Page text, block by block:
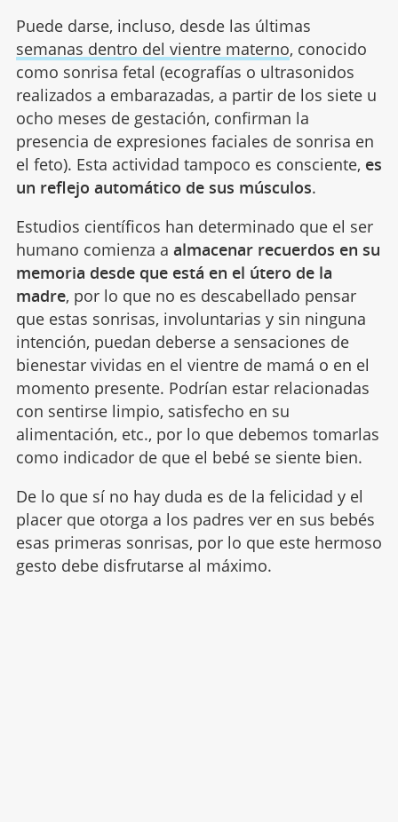
Puede darse, incluso, desde las últimas
semanas dentro del vientre materno, conocido
como sonrisa fetal (ecografías o ultrasonidos
realizados a embarazadas, a partir de los siete u
ocho meses de gestación, confirman la
presencia de expresiones faciales de sonrisa en
el feto). Esta actividad tampoco es consciente, es
un reflejo automático de sus músculos.
Estudios científicos han determinado que el ser
humano comienza a almacenar recuerdos en su
memoria desde que está en el útero de la
madre, por lo que no es descabellado pensar
que estas sonrisas, involuntarias y sin ninguna
intención, puedan deberse a sensaciones de
bienestar vividas en el vientre de mamá o en el
momento presente. Podrían estar relacionadas
con sentirse limpio, satisfecho en su
alimentación, etc., por lo que debemos tomarlas
como indicador de que el bebé se siente bien.
De lo que sí no hay duda es de la felicidad y el
placer que otorga a los padres ver en sus bebés
esas primeras sonrisas, por lo que este hermoso
gesto debe disfrutarse al máximo.